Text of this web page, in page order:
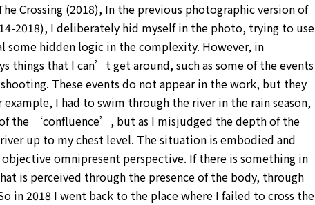
Crossing (2018), In the previous photographic version of
2018), I deliberately hid myself in the photo, trying to use
some hidden logic in the complexity. However, in
things that I can’t get around, such as some of the events
These events do not appear in the work, but they
I had to swim through the river in the rain season,
the ‘confluence’, but as I misjudged the depth of the
up to my chest level. The situation is embodied and
omnipresent perspective. If there is something in
is perceived through the presence of the body, through
in 2018 I went back to the place where I failed to cross the